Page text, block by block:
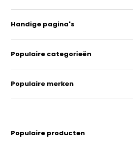
Handige pagina's
Populaire categorieën
Populaire merken
Populaire producten